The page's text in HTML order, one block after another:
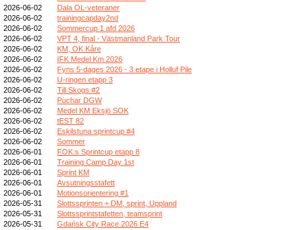
2026-06-02
Dala OL-veteraner
2026-06-02
trainingcapday2nd
2026-06-02
Sommercup 1 afd 2026
2026-06-02
VPT 4, final - Västmanland Park Tour
2026-06-02
KM, OK Kåre
2026-06-02
IFK Medel Km 2026
2026-06-02
Fyns 5-dages 2026 - 3 etape i Holluf Pile
2026-06-02
U-ringen etapp 3
2026-06-02
Till Skogs #2
2026-06-02
Puchar DGW
2026-06-02
Medel KM Eksjö SOK
2026-06-02
tEST 82
2026-06-02
Eskilstuna sprintcup #4
2026-06-02
Sommer
2026-06-01
FOK:s Sprintcup etapp 8
2026-06-01
Training Camp Day 1st
2026-06-01
Sprint KM
2026-06-01
Avsutningsstafett
2026-06-01
Motionsorientering #1
2026-05-31
Slottssprinten + DM, sprint, Uppland
2026-05-31
Slottssprintstafetten, teamsprint
2026-05-31
Gdańsk City Race 2026 E4